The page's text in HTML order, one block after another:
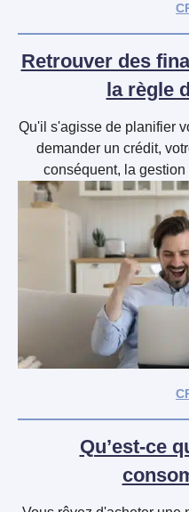
Retrouver des
la règle
Qu'il s'agisse de planifier
demander un crédit,
conséquent, la
Qu’est-ce